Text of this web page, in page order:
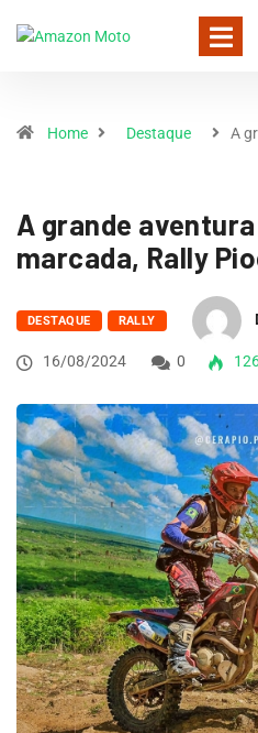
Home Destaque A
A grande
marcada, Rally
DESTAQUE RALLY
16/08/2024 0